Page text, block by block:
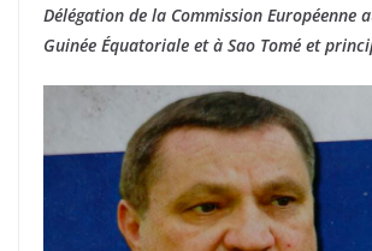
Délégation de la Commission Européenne
Guinée Équatoriale et à Sao Tomé et